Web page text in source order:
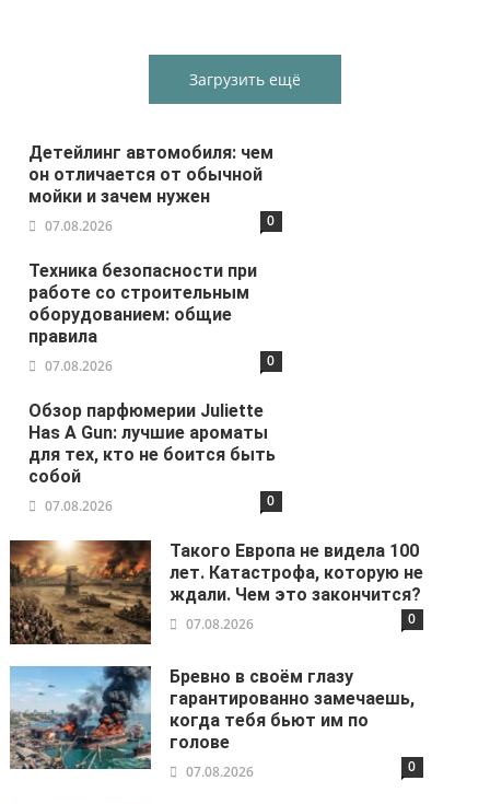
Загрузить ещё
Детейлинг автомобиля: чем
он отличается от обычной
мойки и зачем нужен
07.08.2026 0
Техника безопасности при
работе со строительным
оборудованием: общие
правила
07.08.2026 0
Обзор парфюмерии Juliette
Has A Gun: лучшие ароматы
для тех, кто не боится быть
собой
07.08.2026 0
Такого Европа не видела 100
лет. Катастрофа, которую не
ждали. Чем это закончится?
07.08.2026 0
Бревно в своём глазу
гарантированно замечаешь,
когда тебя бьют им по
голове
07.08.2026 0